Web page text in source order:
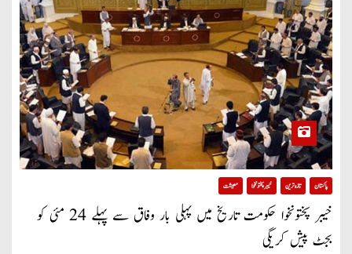
پاکستان تازہ ترین خیبر پختونخوا معیشت
خیبر پختونخوا حکومت تاریخ میں پہلی بار وفاق سے پہلے 24 مئی کو
بجٹ پیش کریگی